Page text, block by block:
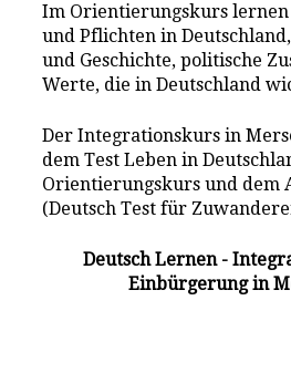
Im Orientierungskurs lernen
und Pflichten in
und Geschichte, politische
Werte, die in Deutschland
Der Integrationskurs in
dem Test Leben in
Orientierungskurs und dem
(Deutsch Test für
Deutsch Lernen -
Einbürgerung in